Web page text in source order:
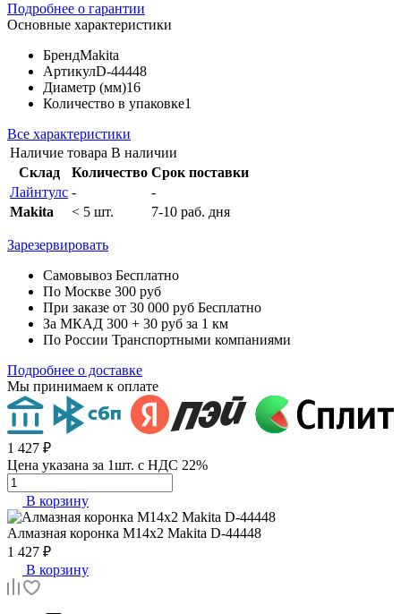
Подробнее о гарантии
Основные характеристики
БрендMakita
АртикулD-44448
Диаметр (мм)16
Количество в упаковке1
Все характеристики
Наличие товара В наличии
Склад
Количество Срок поставки
Лайнтулс -
-
Makita
< 5 шт. 7-10 раб. дня
Зарезервировать
Самовывоз Бесплатно
По Москве 300 руб
При заказе от 30 000 руб Бесплатно
За МКАД 300 + 30 руб за 1 км
По России Транспортными компаниями
Подробнее о доставке
Мы принимаем к оплате
1 427 ₽
Цена указана за 1шт. с НДС 22%
В корзину
Алмазная коронка M14x2 Makita D-44448
1 427 ₽
В корзину